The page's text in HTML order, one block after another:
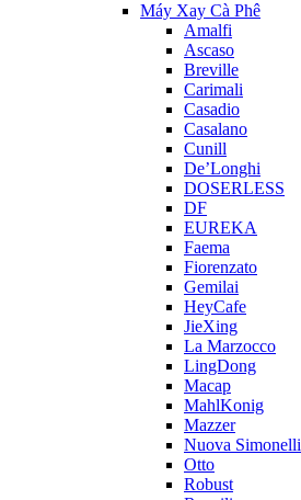
Máy Xay Cà Phê
Amalfi
Ascaso
Breville
Carimali
Casadio
Casalano
Cunill
De’Longhi
DOSERLESS
DF
EUREKA
Faema
Fiorenzato
Gemilai
HeyCafe
JieXing
La Marzocco
LingDong
Macap
MahlKonig
Mazzer
Nuova Simonelli
Otto
Robust